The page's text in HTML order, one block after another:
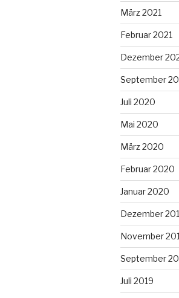
März 2021
Februar 2021
Dezember
September
Juli 2020
Mai 2020
März 2020
Februar 2020
Januar 2020
Dezember
November
September
Juli 2019